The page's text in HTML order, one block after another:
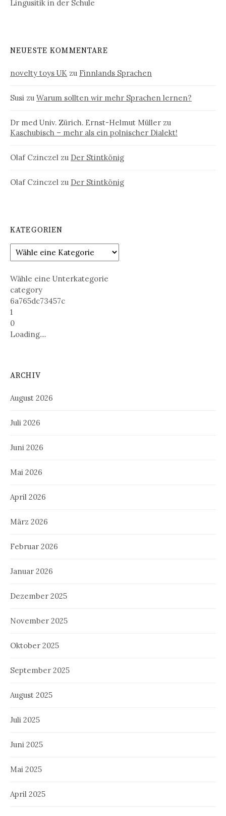
Lingusitik in der Schule
NEUESTE KOMMENTARE
novelty toys UK zu Finnlands Sprachen
Susi zu Warum sollten wir mehr Sprachen lernen?
Dr med Univ. Zürich. Ernst-Helmut Müller zu
Kaschubisch – mehr als ein polnischer Dialekt!
Olaf Czinczel zu Der Stintkönig
Olaf Czinczel zu Der Stintkönig
KATEGORIEN
Wähle eine Unterkategorie
category
6a765dc73457c
1
0
Loading....
ARCHIV
August 2026
Juli 2026
Juni 2026
Mai 2026
April 2026
März 2026
Februar 2026
Januar 2026
Dezember 2025
November 2025
Oktober 2025
September 2025
August 2025
Juli 2025
Juni 2025
Mai 2025
April 2025